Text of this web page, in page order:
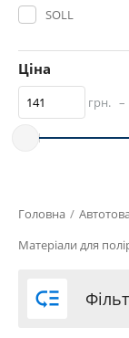
SOLL
Ціна
грн. –
Головна /
Матеріали для
